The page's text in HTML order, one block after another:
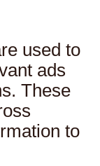
used to
ads
These
to